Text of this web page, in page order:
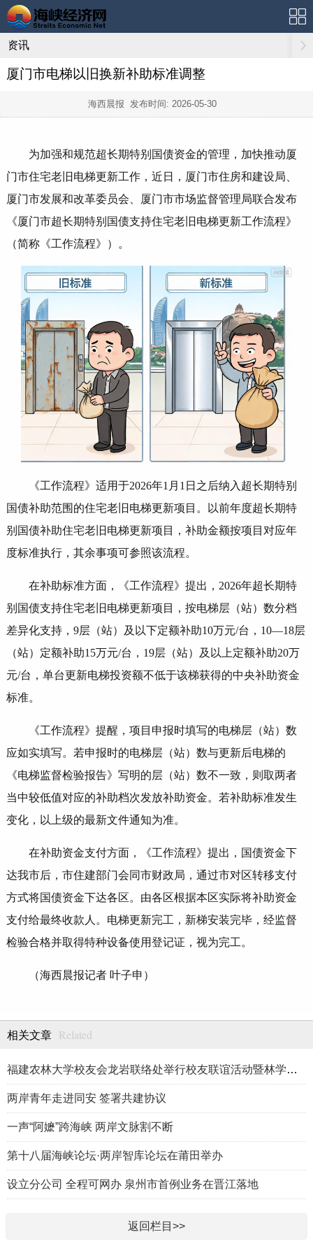
资讯
厦门市电梯以旧换新补助标准调整
海西晨报 发布时间: 2026-05-30
为加强和规范超长期特别国债资金的管理，加快推动厦
门市住宅老旧电梯更新工作，近日，厦门市住房和建设局、
厦门市发展和改革委员会、厦门市市场监督管理局联合发布
《厦门市超长期特别国债支持住宅老旧电梯更新工作流程》
（简称《工作流程》）。
《工作流程》适用于2026年1月1日之后纳入超长期特别
国债补助范围的住宅老旧电梯更新项目。以前年度超长期特
别国债补助住宅老旧电梯更新项目，补助金额按项目对应年
度标准执行，其余事项可参照该流程。
在补助标准方面，《工作流程》提出，2026年超长期特
别国债支持住宅老旧电梯更新项目，按电梯层（站）数分档
差异化支持，9层（站）及以下定额补助10万元/台，10—18层
（站）定额补助15万元/台，19层（站）及以上定额补助20万
元/台，单台更新电梯投资额不低于该梯获得的中央补助资金
标准。
《工作流程》提醒，项目申报时填写的电梯层（站）数
应如实填写。若申报时的电梯层（站）数与更新后电梯的
《电梯监督检验报告》写明的层（站）数不一致，则取两者
当中较低值对应的补助档次发放补助资金。若补助标准发生
变化，以上级的最新文件通知为准。
在补助资金支付方面，《工作流程》提出，国债资金下
达我市后，市住建部门会同市财政局，通过市对区转移支付
方式将国债资金下达各区。由各区根据本区实际将补助资金
支付给最终收款人。电梯更新完工，新梯安装完毕，经监督
检验合格并取得特种设备使用登记证，视为完工。
（海西晨报记者 叶子申）
相关文章 Related
福建农林大学校友会龙岩联络处举行校友联谊活动暨林学、生物医药
两岸青年走进同安 签署共建协议
一声“阿嬷”跨海峡 两岸文脉割不断
第十八届海峡论坛·两岸智库论坛在莆田举办
设立分公司 全程可网办 泉州市首例业务在晋江落地
返回栏目>>